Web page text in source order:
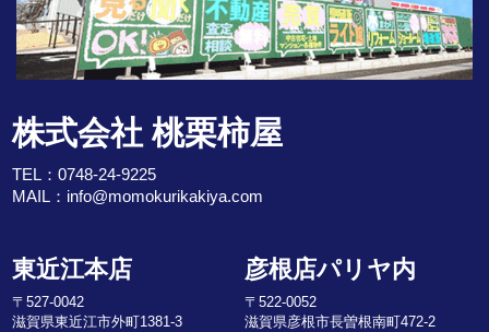
株式会社 桃栗柿屋
TEL：0748-24-9225
MAIL： info@momokurikakiya.com
東近江本店
〒527-0042
滋賀県東近江市外町1381-3
彦根店パリヤ内
〒522-0052
滋賀県彦根市長曽根南町472-2